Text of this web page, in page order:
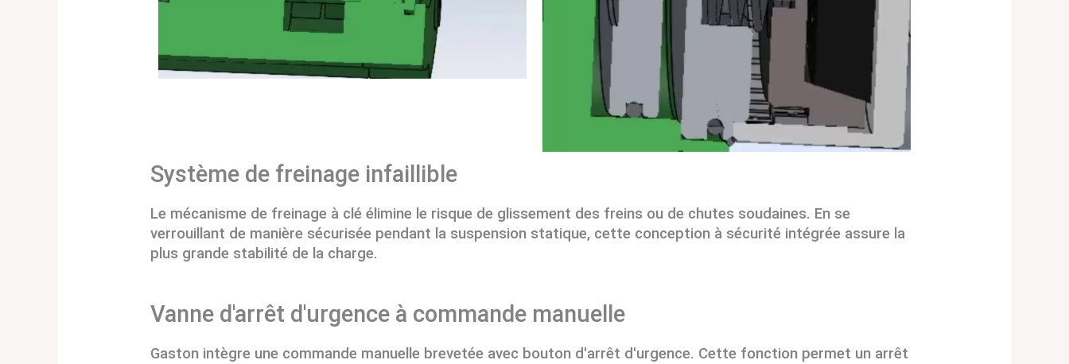
Système de freinage infaillible
Le mécanisme de freinage à clé élimine le risque de glissement des freins ou de chutes soudaines. En se
verrouillant de manière sécurisée pendant la suspension statique, cette conception à sécurité intégrée assure la
plus grande stabilité de la charge.
Vanne d'arrêt d'urgence à commande manuelle
Gaston intègre une commande manuelle brevetée avec bouton d'arrêt d'urgence. Cette fonction permet un arrêt